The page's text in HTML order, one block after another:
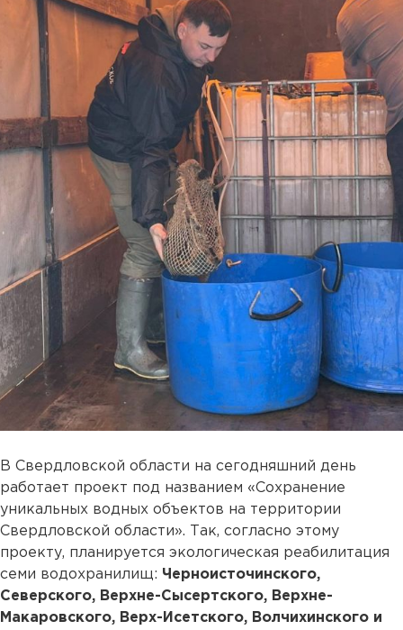
В Свердловской области на сегодняшний день
работает проект под названием «Сохранение
уникальных водных объектов на территории
Свердловской области». Так, согласно этому
проекту, планируется экологическая реабилитация
семи водохранилищ: Черноисточинского,
Северского, Верхне-Сысертского, Верхне-
Макаровского, Верх-Исетского, Волчихинского и